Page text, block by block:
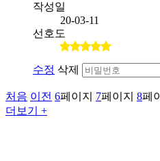
작성일
20-03-11
선호도
수정 삭제
처음 이전 6페이지 7페이지 8페
더보기 +